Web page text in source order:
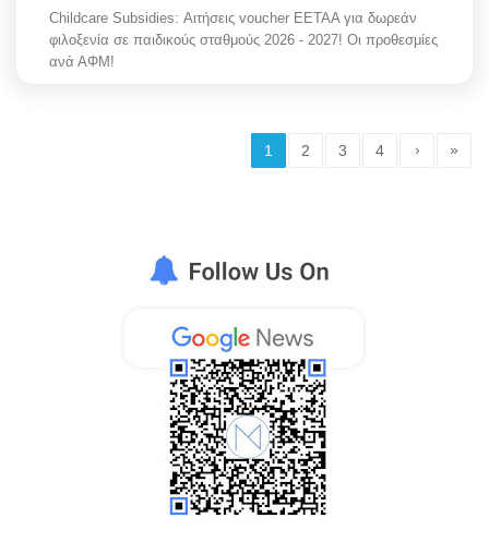
Childcare Subsidies: Αιτήσεις voucher ΕΕΤΑΑ για δωρεάν
φιλοξενία σε παιδικούς σταθμούς 2026 - 2027! Οι προθεσμίες
ανά ΑΦΜ!
1 2 3 4 › »